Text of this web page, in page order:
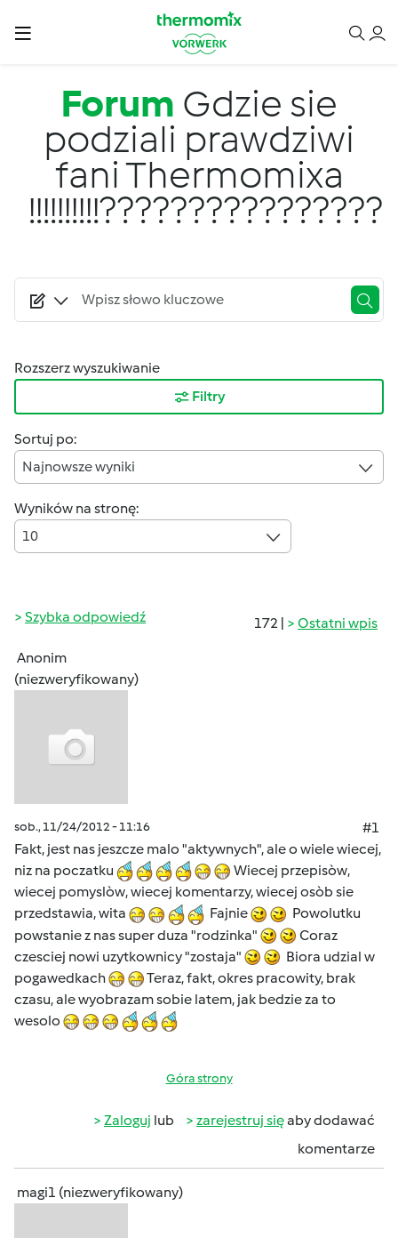
Forum Gdzie sie
podziali prawdziwi
fani Thermomixa
!!!!!!!!!!????????????????
Rozszerz wyszukiwanie
Filtry
Sortuj po:
Najnowsze wyniki
Wyników na stronę:
10
172 | Ostatni wpis
Szybka odpowiedź
Anonim
(niezweryfikowany)
sob., 11/24/2012 - 11:16
#1
Fakt, jest nas jeszcze malo "aktywnych", ale o wiele wiecej,
niz na poczatku
Wiecej przepisòw,
wiecej pomyslòw, wiecej komentarzy, wiecej osòb sie
przedstawia, wita
Fajnie
Powolutku
powstanie z nas super duza "rodzinka"
Coraz
czesciej nowi uzytkownicy "zostaja"
Biora udzial w
pogawedkach
Teraz, fakt, okres pracowity, brak
czasu, ale wyobrazam sobie latem, jak bedzie za to
wesolo
Góra strony
Zaloguj lub zarejestruj sięaby dodawać
komentarze
magi1 (niezweryfikowany)